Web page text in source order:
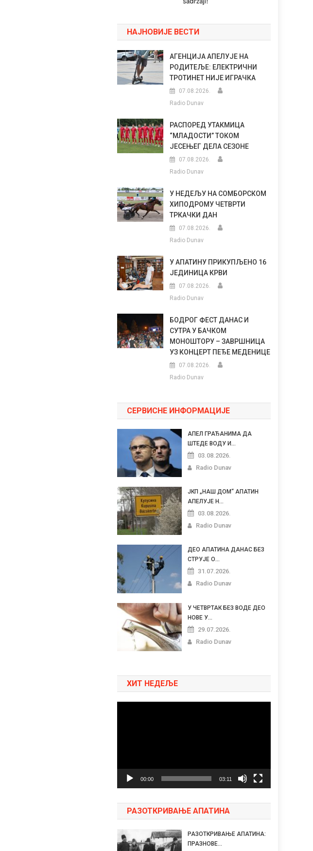
НАЈНОВИЈЕ ВЕСТИ
АГЕНЦИЈА АПЕЛУЈЕ НА
РОДИТЕЉЕ: ЕЛЕКТРИЧНИ
ТРОТИНЕТ НИЈЕ ИГРАЧКА
07.08.2026.
Radio Dunav
РАСПОРЕД УТАКМИЦА
“МЛАДОСТИ” ТОКОМ
ЈЕСЕЊЕГ ДЕЛА СЕЗОНЕ
07.08.2026.
Radio Dunav
У НЕДЕЉУ НА СОМБОРСКОМ
ХИПОДРОМУ ЧЕТВРТИ
ТРКАЧКИ ДАН
07.08.2026.
Radio Dunav
У АПАТИНУ ПРИКУПЉЕНО 16
ЈЕДИНИЦА КРВИ
07.08.2026.
Radio Dunav
БОДРОГ ФЕСТ ДАНАС И
СУТРА У БАЧКОМ
МОНОШТОРУ – ЗАВРШНИЦА
УЗ КОНЦЕРТ ПЕЂЕ МЕДЕНИЦЕ
07.08.2026.
Radio Dunav
СЕРВИСНЕ ИНФОРМАЦИЈЕ
АПЕЛ ГРАЂАНИМА ДА
ШТЕДЕ ВОДУ И...
03.08.2026.
Radio Dunav
ЈКП „НАШ ДОМ“ АПАТИН
АПЕЛУЈЕ Н...
03.08.2026.
Radio Dunav
ДЕО АПАТИНА ДАНАС БЕЗ
СТРУЈЕ О...
31.07.2026.
Radio Dunav
У ЧЕТВРТАК БЕЗ ВОДЕ ДЕО
НОВЕ У...
29.07.2026.
Radio Dunav
ХИТ НЕДЕЉЕ
00:00 03:11
РАЗОТКРИВАЊЕ АПАТИНА
РАЗОТКРИВАЊЕ АПАТИНА:
ПРАЗНОВЕ...